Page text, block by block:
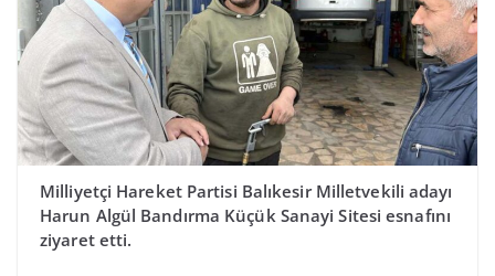
Milliyetçi Hareket Partisi Balıkesir Milletvekili adayı
Harun Algül Bandırma Küçük Sanayi Sitesi esnafını
ziyaret etti.